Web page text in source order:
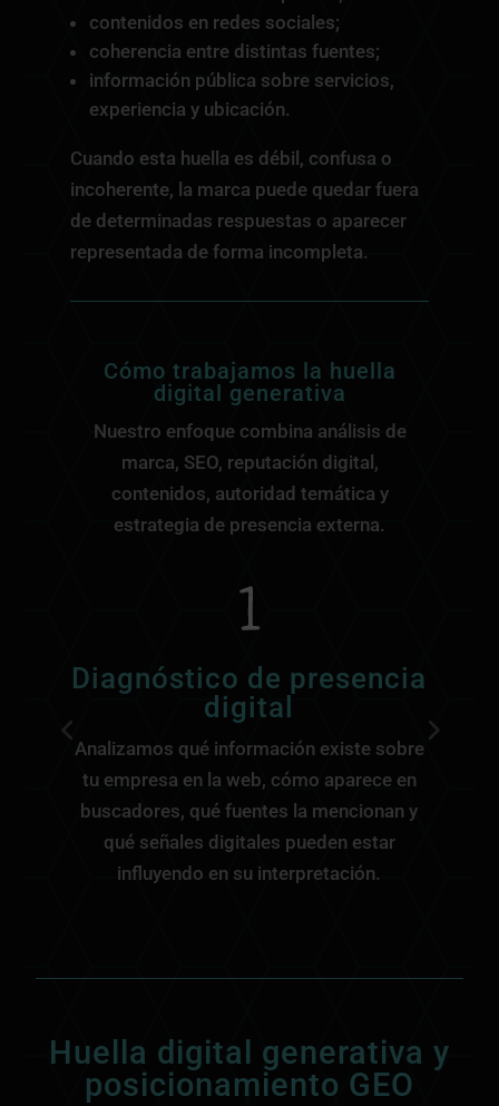
contenidos en redes sociales;
coherencia entre distintas fuentes;
información pública sobre servicios,
experiencia y ubicación.
Cuando esta huella es débil, confusa o
incoherente, la marca puede quedar fuera
de determinadas respuestas o aparecer
representada de forma incompleta.
Cómo trabajamos la huella
digital generativa
Nuestro enfoque combina análisis de
marca, SEO, reputación digital,
contenidos, autoridad temática y
estrategia de presencia externa.
Diagnóstico de presencia
digital
Analizamos qué información existe sobre
tu empresa en la web, cómo aparece en
buscadores, qué fuentes la mencionan y
qué señales digitales pueden estar
influyendo en su interpretación.
Huella digital generativa y
posicionamiento GEO